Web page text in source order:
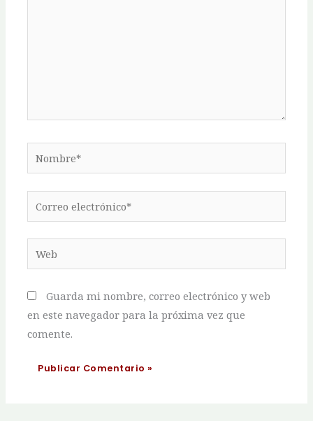
Nombre*
electrónico*
Guarda mi nombre, correo electrónico y web
en este navegador para la próxima vez que
comente.